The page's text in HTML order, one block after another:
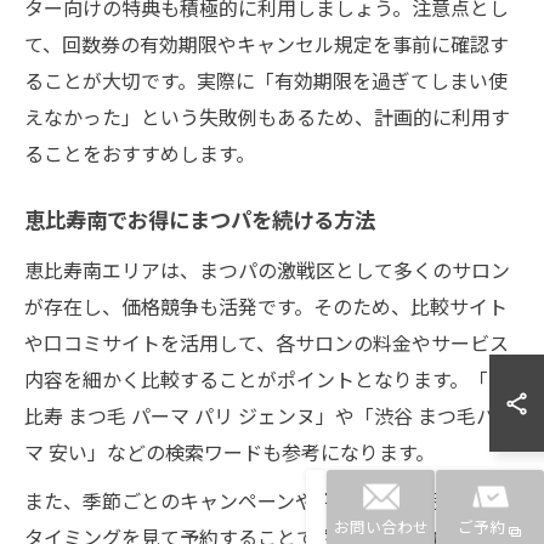
ター向けの特典も積極的に利用しましょう。注意点とし
て、回数券の有効期限やキャンセル規定を事前に確認す
ることが大切です。実際に「有効期限を過ぎてしまい使
えなかった」という失敗例もあるため、計画的に利用す
ることをおすすめします。
恵比寿南でお得にまつパを続ける方法
恵比寿南エリアは、まつパの激戦区として多くのサロン
が存在し、価格競争も活発です。そのため、比較サイト
や口コミサイトを活用して、各サロンの料金やサービス
内容を細かく比較することがポイントとなります。「恵
比寿 まつ毛 パーマ パリ ジェンヌ」や「渋谷 まつ毛パー
マ 安い」などの検索ワードも参考になります。
また、季節ごとのキャンペーンや平日限定の割引など、
タイミングを見て予約することでさらにお得に施術を受
お問い合わせ ご予約